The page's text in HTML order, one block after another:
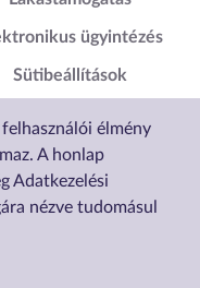
élmény
A honlap
Adatkezelési
nézve tudomásul
ügyintézés
Sütibeállítások